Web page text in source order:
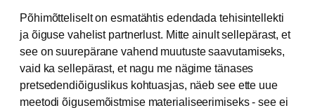
Põhimõtteliselt on esmatähtis edendada tehisintellekti
ja õiguse vahelist partnerlust. Mitte ainult sellepärast, et
see on suurepärane vahend muutuste saavutamiseks,
vaid ka sellepärast, et nagu me nägime tänases
pretsedendiõiguslikus kohtuasjas, näeb see ette uue
meetodi õigusemõistmise materialiseerimiseks - see ei